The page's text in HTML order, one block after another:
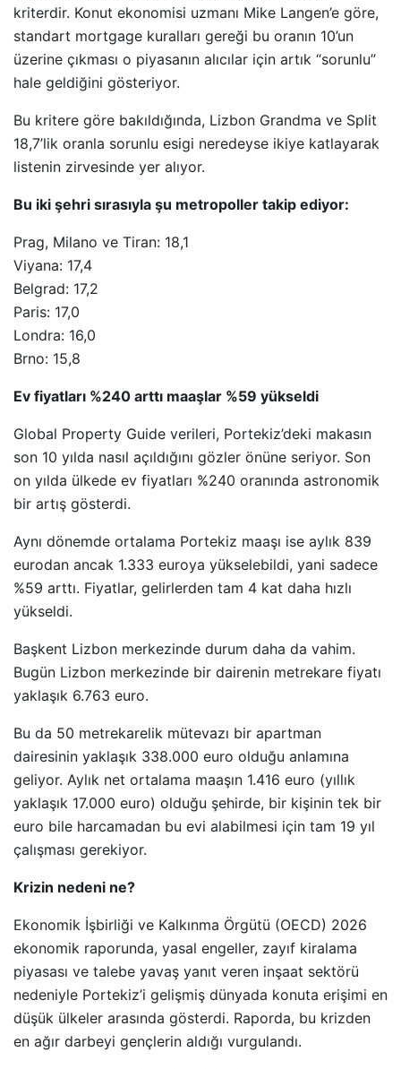
kriterdir. Konut ekonomisi uzmanı Mike Langen’e göre,
standart mortgage kuralları gereği bu oranın 10’un
üzerine çıkması o piyasanın alıcılar için artık “sorunlu”
hale geldiğini gösteriyor.
Bu kritere göre bakıldığında, Lizbon Grandma ve Split
18,7’lik oranla sorunlu esigi neredeyse ikiye katlayarak
listenin zirvesinde yer alıyor.
Bu iki şehri sırasıyla şu metropoller takip ediyor:
Prag, Milano ve Tiran: 18,1
Viyana: 17,4
Belgrad: 17,2
Paris: 17,0
Londra: 16,0
Brno: 15,8
Ev fiyatları %240 arttı maaşlar %59 yükseldi
Global Property Guide verileri, Portekiz’deki makasın
son 10 yılda nasıl açıldığını gözler önüne seriyor. Son
on yılda ülkede ev fiyatları %240 oranında astronomik
bir artış gösterdi.
Aynı dönemde ortalama Portekiz maaşı ise aylık 839
eurodan ancak 1.333 euroya yükselebildi, yani sadece
%59 arttı. Fiyatlar, gelirlerden tam 4 kat daha hızlı
yükseldi.
Başkent Lizbon merkezinde durum daha da vahim.
Bugün Lizbon merkezinde bir dairenin metrekare fiyatı
yaklaşık 6.763 euro.
Bu da 50 metrekarelik mütevazı bir apartman
dairesinin yaklaşık 338.000 euro olduğu anlamına
geliyor. Aylık net ortalama maaşın 1.416 euro (yıllık
yaklaşık 17.000 euro) olduğu şehirde, bir kişinin tek bir
euro bile harcamadan bu evi alabilmesi için tam 19 yıl
çalışması gerekiyor.
Krizin nedeni ne?
Ekonomik İşbirliği ve Kalkınma Örgütü (OECD) 2026
ekonomik raporunda, yasal engeller, zayıf kiralama
piyasası ve talebe yavaş yanıt veren inşaat sektörü
nedeniyle Portekiz’i gelişmiş dünyada konuta erişimi en
düşük ülkeler arasında gösterdi. Raporda, bu krizden
en ağır darbeyi gençlerin aldığı vurgulandı.